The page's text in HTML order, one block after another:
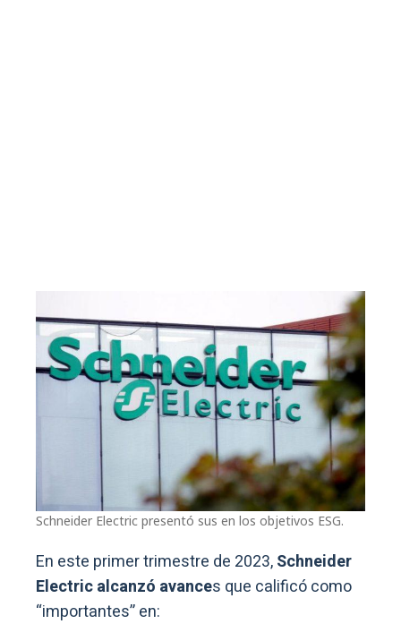
Schneider Electric presentó sus en los objetivos ESG.
En este primer trimestre de 2023,Schneider
Electric alcanzó avances que calificó como
“importantes” en: